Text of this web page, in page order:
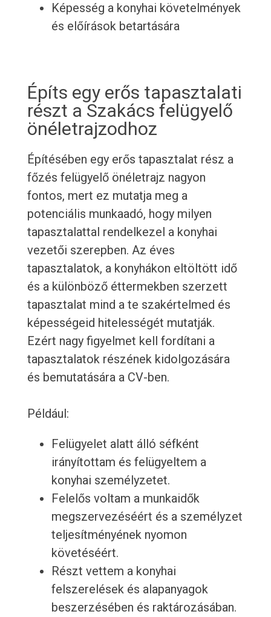
Képesség a konyhai követelmények
és előírások betartására
Építs egy erős tapasztalati
részt a Szakács felügyelő
önéletrajzodhoz
Építésében egy erős tapasztalat rész a
főzés felügyelő önéletrajz nagyon
fontos, mert ez mutatja meg a
potenciális munkaadó, hogy milyen
tapasztalattal rendelkezel a konyhai
vezetői szerepben. Az éves
tapasztalatok, a konyhákon eltöltött idő
és a különböző éttermekben szerzett
tapasztalat mind a te szakértelmed és
képességeid hitelességét mutatják.
Ezért nagy figyelmet kell fordítani a
tapasztalatok részének kidolgozására
és bemutatására a CV-ben.
Például:
Felügyelet alatt álló séfként
irányítottam és felügyeltem a
konyhai személyzetet.
Felelős voltam a munkaidők
megszervezéséért és a személyzet
teljesítményének nyomon
követéséért.
Részt vettem a konyhai
felszerelések és alapanyagok
beszerzésében és raktározásában.